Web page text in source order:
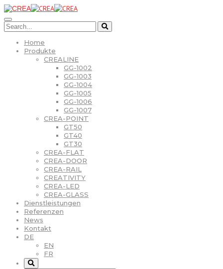
Home
Produkte
CREALINE
GG-1002
GG-1003
GG-1004
GG-1005
GG-1006
GG-1007
CREA-POINT
GT50
GT40
GT30
CREA-FLAT
CREA-DOOR
CREA-RAIL
CREATIVITY
CREA-LED
CREA-GLASS
Dienstleistungen
Referenzen
News
Kontakt
DE
EN
FR